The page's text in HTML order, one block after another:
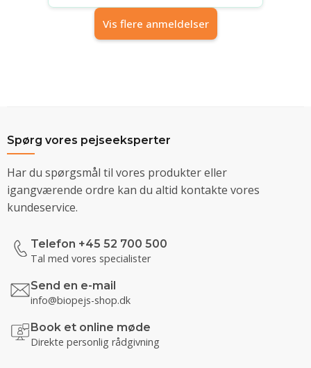
Vis flere anmeldelser
Spørg vores pejseeksperter
Har du spørgsmål til vores produkter eller
igangværende ordre kan du altid kontakte vores
kundeservice.
Telefon +45 52 700 500
Tal med vores specialister
Send en e-mail
info@biopejs-shop.dk
Book et online møde
Direkte personlig rådgivning